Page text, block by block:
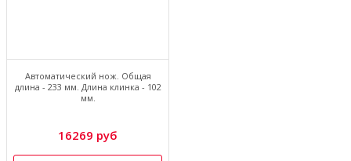
Автоматический нож. Общая
длина - 233 мм. Длина клинка - 102
мм.
16269 руб